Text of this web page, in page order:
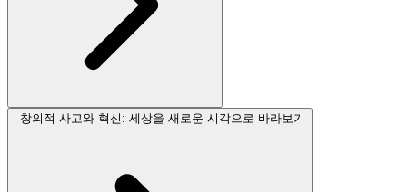
창의적 사고와 혁신: 세상을 새로운 시각으로 바라보기